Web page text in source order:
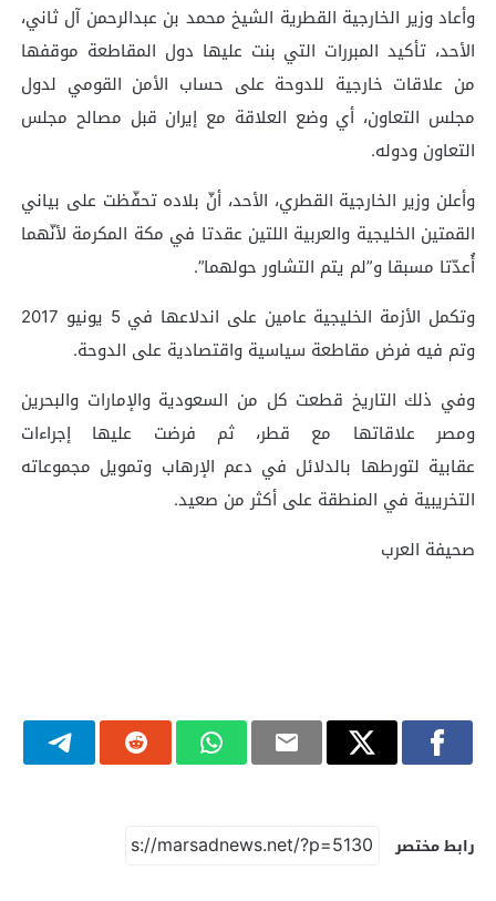
وأعاد وزير الخارجية القطرية الشيخ محمد بن عبدالرحمن آل ثاني،
الأحد، تأكيد المبررات التي بنت عليها دول المقاطعة موقفها
من علاقات خارجية للدوحة على حساب الأمن القومي لدول
مجلس التعاون، أي وضع العلاقة مع إيران قبل مصالح مجلس
التعاون ودوله.
وأعلن وزير الخارجية القطري، الأحد، أنّ بلاده تحفّظت على بياني
القمتين الخليجية والعربية اللتين عقدتا في مكة المكرمة لأنّهما
أُعدّتا مسبقا و”لم يتم التشاور حولهما”.
وتكمل الأزمة الخليجية عامين على اندلاعها في 5 يونيو 2017
وتم فيه فرض مقاطعة سياسية واقتصادية على الدوحة.
وفي ذلك التاريخ قطعت كل من السعودية والإمارات والبحرين
ومصر علاقاتها مع قطر، ثم فرضت عليها إجراءات
عقابية لتورطها بالدلائل في دعم الإرهاب وتمويل مجموعاته
التخريبية في المنطقة على أكثر من صعيد.
صحيفة العرب
رابط مختصر